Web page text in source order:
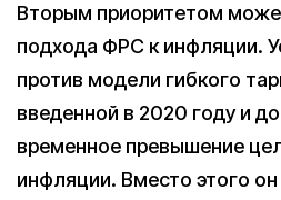
Вторым приоритетом
подхода ФРС к инфляции.
против модели гибкого
введенной в 2020 году и
временное превышение
инфляции. Вместо этого